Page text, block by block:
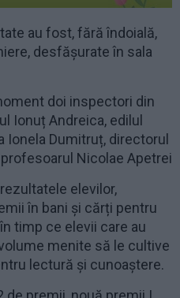
au fost, fără îndoială,
desfășurate în sala
doi inspectori din
Ionuț Andreica, edilul
Ionela Dumitruț, directorul
Nicolae Apetrei
elevilor,
în bani și cărți pentru
timp ce elevii care au
menite să le cultive
lectură și cunoaștere.